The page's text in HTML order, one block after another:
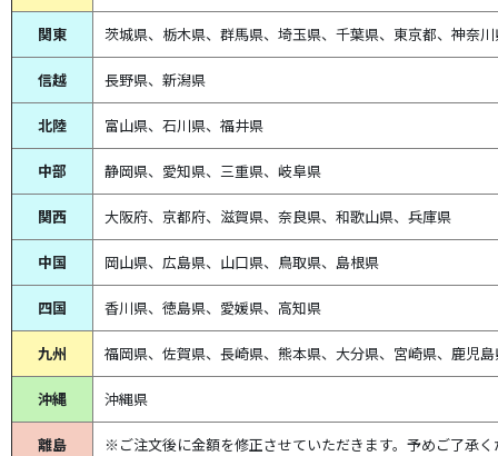
関東 茨城県、栃木県、群馬県、埼玉県、千葉県、東京都、神奈
信越 長野県、新潟県
北陸 富山県、 石川県、 福井県
中部 静岡県、 愛知県、 三重県、 岐阜県
関西 大阪府、京都府、滋賀県、奈良県、和歌山県、兵庫県
中国 岡山県、広島県、山口県、鳥取県、島根県
四国 香川県、徳島県、愛媛県、高知県
九州 福岡県、佐賀県、長崎県、熊本県、大分県、宮崎県、鹿児
沖縄 沖縄県
離島 ※ご注文後に金額を修正させていただきます。予めご了承く